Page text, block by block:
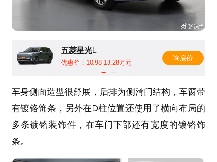
五菱星光L
优惠价：10.98-13.28万元
询底价
车身侧面造型很舒展，后排为侧滑门结构，车窗带
有镀铬饰条，另外在D柱位置还使用了横向布局的
多条镀铬装饰件，在车门下部还有宽度的镀铬饰
条。